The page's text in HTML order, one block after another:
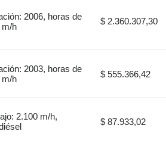
2006, horas de
m/h
$ 2.360.307,30
2003, horas de
m/h
$ 555.366,42
2.100 m/h,
$ 87.933,02